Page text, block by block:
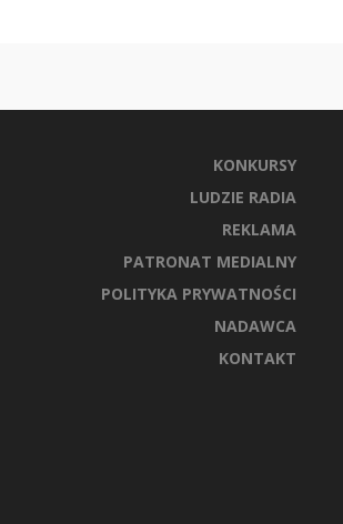
KONKURSY
LUDZIE RADIA
REKLAMA
PATRONAT MEDIALNY
POLITYKA PRYWATNOŚCI
NADAWCA
KONTAKT